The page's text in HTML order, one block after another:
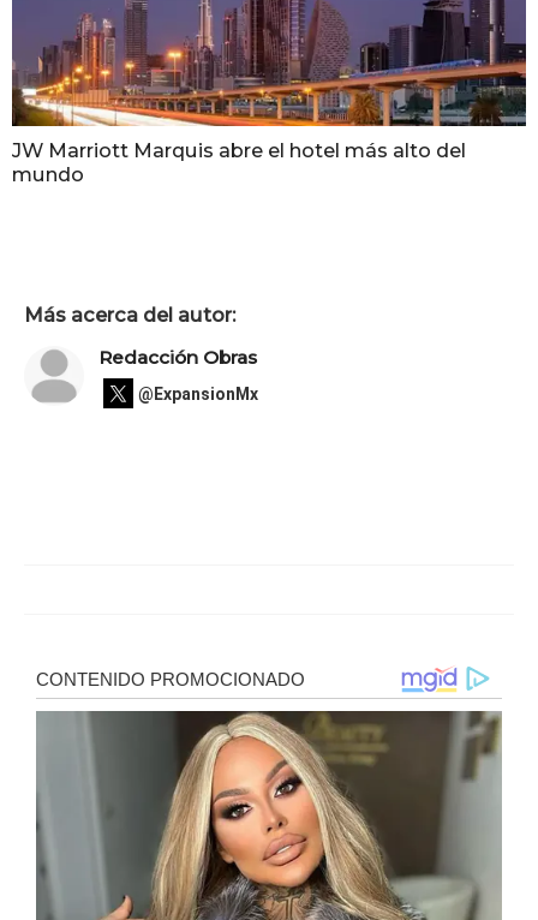
JW Marriott Marquis abre el hotel más alto del
mundo
Más acerca del autor:
Redacción Obras
@ExpansionMx